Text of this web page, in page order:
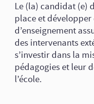
Le (la) candidat (e)
place et
d’enseignement
des intervenants
s’investir dans la
pédagogies et leur
l’école.